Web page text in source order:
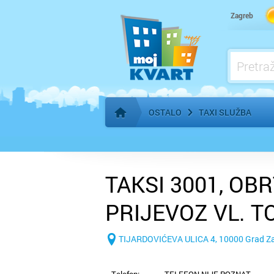
Zagreb
Početna stranica
OSTALO TAXI SLUŽBA
TAKSI 3001,
PRIJEVOZ VL.
ZAGREB,
TIJARDOVIĆEVA ULICA 4, 10000 Grad